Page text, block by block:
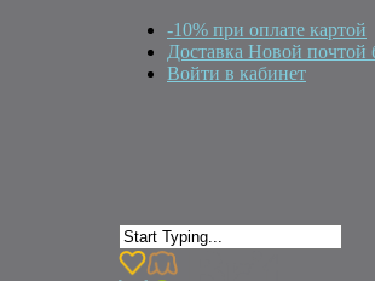
-10% при оплате картой
Доставка Новой почтой
Войти в кабинет